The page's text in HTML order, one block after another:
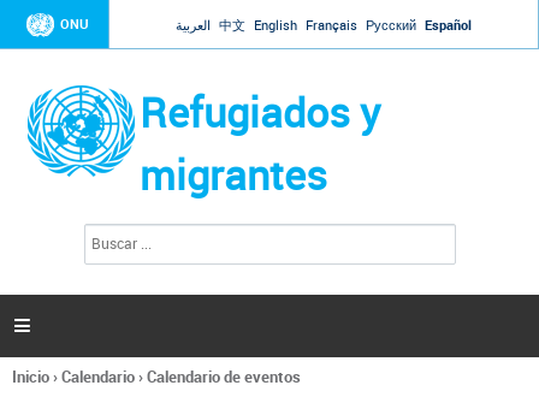
Jump to navigation
ONU العربية 中文 English Français Русский Español
Refugiados y
migrantes
l
s

Se
Inicio›Calendario›Calendario de eventos